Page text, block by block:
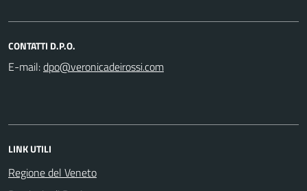
CONTATTI D.P.O.
E-mail:
LINK UTILI
Regione del Veneto